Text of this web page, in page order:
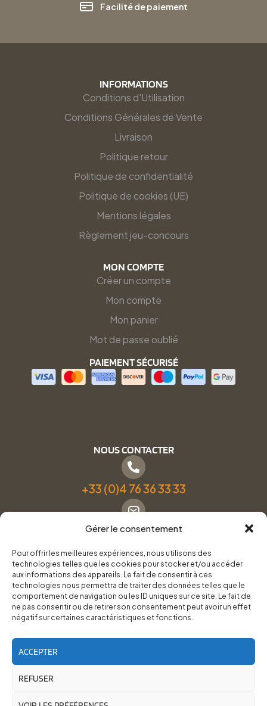
Gérer le consentement
Pour offrir les meilleures expériences, nous utilisons des
technologies telles que les cookies pour stocker et/ou accéder
aux informations des appareils. Le fait de consentir à ces
technologies nous permettra de traiter des données telles que le
comportement de navigation ou les ID uniques sur ce site. Le fait de
ne pas consentir ou de retirer son consentement peut avoir un effet
négatif sur certaines caractéristiques et fonctions.
ACCEPTER
REFUSER
Facilité de paiement
INFORMATIONS
Conditions d'Utilisation
Conditions Générales de Vente
Livraison
Politique retour
Politique de confidentialité
Politique de cookies (UE)
Mentions légales
Règlement jeu-concours
MON COMPTE
Créer un compte
Mon compte
Mon panier
Mot de passe oublié
PAIEMENT SÉCURISÉ
NOUS CONTACTER
+33 (0)4 76 36 33 33
Formulaire de contact
Pneus Services Loisirs - Garage Point S - 28 Bd Denfert
Rochereau, 38500 Voiron
RoadTrip Équipement/Pneus Services Loisirs - 2026